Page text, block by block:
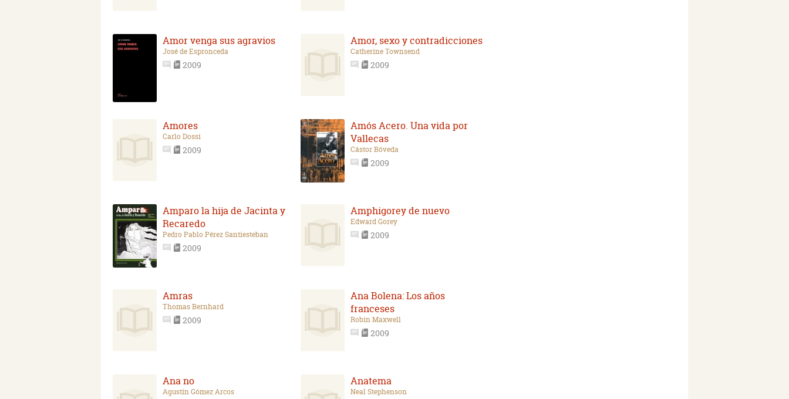
Amor venga sus agravios
José de Espronceda
2009
Amor, sexo y contradicciones
Catherine Townsend
2009
Amores
Carlo Dossi
2009
Amós Acero. Una vida por
Vallecas
Cástor Bóveda
2009
Amparo la hija de Jacinta y
Recaredo
Pedro Pablo Pérez Santiesteban
2009
Amphigorey de nuevo
Edward Gorey
2009
Amras
Thomas Bernhard
2009
Ana Bolena: Los años
franceses
Robin Maxwell
2009
Ana no
Agustín Gómez Arcos
Anatema
Neal Stephenson